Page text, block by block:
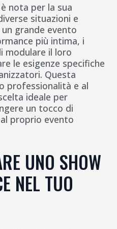
nota per la sua
situazioni e
grande evento
più intima, i
modulare il loro
le esigenze specifiche
Questa
professionalità e al
ideale per
un tocco di
proprio evento
UNO SHOW
NEL TUO